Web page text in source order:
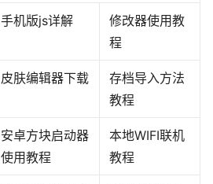
手机版js详解
修改器使用教
程
皮肤编辑器下载
存档导入方法
教程
安卓方块启动器
使用教程
本地WIFI联机
教程